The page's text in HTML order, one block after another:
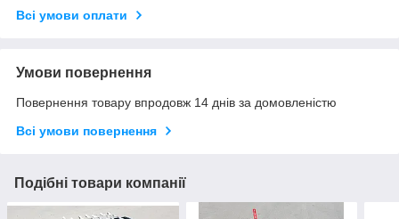
Всі умови оплати
Умови повернення
Повернення товару впродовж 14 днів за домовленістю
Всі умови повернення
Подібні товари компанії